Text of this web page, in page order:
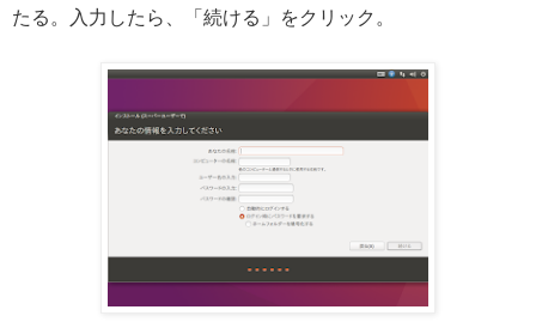
たる。入力したら、「続ける」をクリック。